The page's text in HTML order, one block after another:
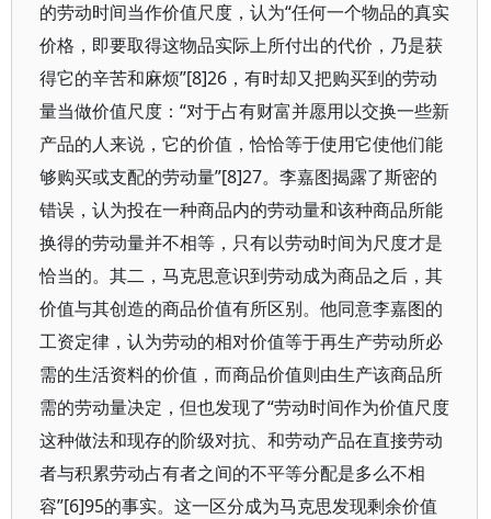
的劳动时间当作价值尺度，认为“任何一个物品的真实
价格，即要取得这物品实际上所付出的代价，乃是获
得它的辛苦和麻烦”[8]26，有时却又把购买到的劳动
量当做价值尺度：“对于占有财富并愿用以交换一些新
产品的人来说，它的价值，恰恰等于使用它使他们能
够购买或支配的劳动量”[8]27。李嘉图揭露了斯密的
错误，认为投在一种商品内的劳动量和该种商品所能
换得的劳动量并不相等，只有以劳动时间为尺度才是
恰当的。其二，马克思意识到劳动成为商品之后，其
价值与其创造的商品价值有所区别。他同意李嘉图的
工资定律，认为劳动的相对价值等于再生产劳动所必
需的生活资料的价值，而商品价值则由生产该商品所
需的劳动量决定，但也发现了“劳动时间作为价值尺度
这种做法和现存的阶级对抗、和劳动产品在直接劳动
者与积累劳动占有者之间的不平等分配是多么不相
容”[6]95的事实。这一区分成为马克思发现剩余价值